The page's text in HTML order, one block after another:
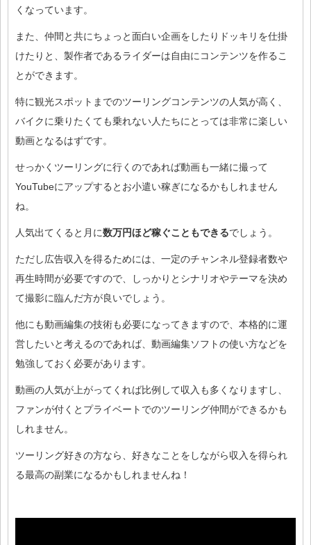
くなっています。
また、仲間と共にちょっと面白い企画をしたりドッキリを仕掛
けたりと、製作者であるライダーは自由にコンテンツを作るこ
とができます。
特に観光スポットまでのツーリングコンテンツの人気が高く、
バイクに乗りたくても乗れない人たちにとっては非常に楽しい
動画となるはずです。
せっかくツーリングに行くのであれば動画も一緒に撮って
YouTubeにアップするとお小遣い稼ぎになるかもしれません
ね。
人気出てくると月に数万円ほど稼ぐこともできるでしょう。
ただし広告収入を得るためには、一定のチャンネル登録者数や
再生時間が必要ですので、しっかりとシナリオやテーマを決め
て撮影に臨んだ方が良いでしょう。
他にも動画編集の技術も必要になってきますので、本格的に運
営したいと考えるのであれば、動画編集ソフトの使い方などを
勉強しておく必要があります。
動画の人気が上がってくれば比例して収入も多くなりますし、
ファンが付くとプライベートでのツーリング仲間ができるかも
しれません。
ツーリング好きの方なら、好きなことをしながら収入を得られ
る最高の副業になるかもしれませんね！